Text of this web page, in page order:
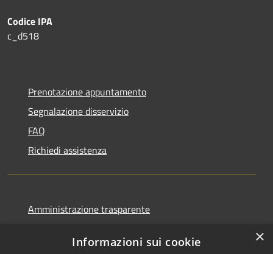
Codice IPA
c_d518
Prenotazione appuntamento
Segnalazione disservizio
FAQ
Richiedi assistenza
Amministrazione trasparente
×
Informazioni sui cookie